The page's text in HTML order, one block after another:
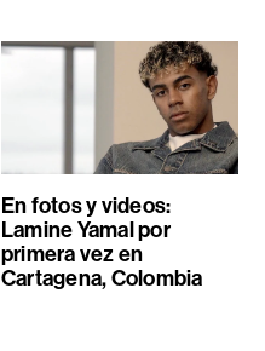
En fotos y videos:
Lamine Yamal por
primera vez en
Cartagena, Colombia